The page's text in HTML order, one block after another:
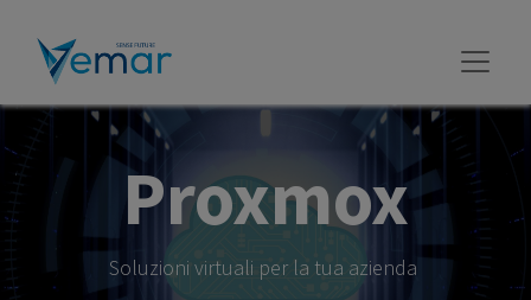
Proxmox​
Soluzioni virtuali per la tua azienda